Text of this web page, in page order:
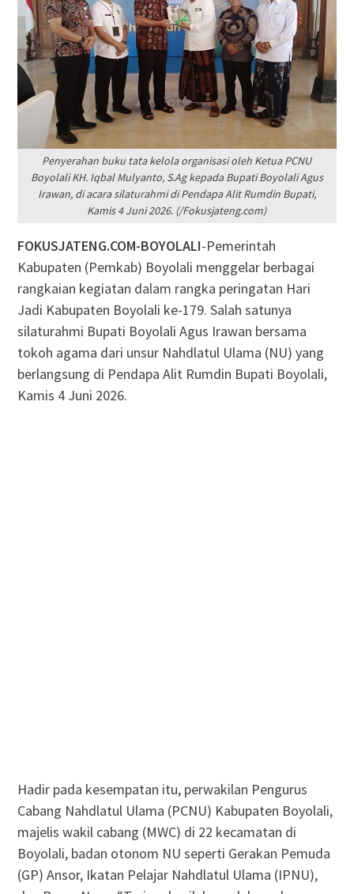
Penyerahan buku tata kelola organisasi oleh Ketua PCNU
Boyolali KH. Iqbal Mulyanto, S.Ag kepada Bupati Boyolali Agus
Irawan, di acara silaturahmi di Pendapa Alit Rumdin Bupati,
Kamis 4 Juni 2026. (/Fokusjateng.com)
FOKUSJATENG.COM-BOYOLALI-Pemerintah
Kabupaten (Pemkab) Boyolali menggelar berbagai
rangkaian kegiatan dalam rangka peringatan Hari
Jadi Kabupaten Boyolali ke-179. Salah satunya
silaturahmi Bupati Boyolali Agus Irawan bersama
tokoh agama dari unsur Nahdlatul Ulama (NU) yang
berlangsung di Pendapa Alit Rumdin Bupati Boyolali,
Kamis 4 Juni 2026.
Hadir pada kesempatan itu, perwakilan Pengurus
Cabang Nahdlatul Ulama (PCNU) Kabupaten Boyolali,
majelis wakil cabang (MWC) di 22 kecamatan di
Boyolali, badan otonom NU seperti Gerakan Pemuda
(GP) Ansor, Ikatan Pelajar Nahdlatul Ulama (IPNU),